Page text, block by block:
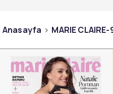
Anasayfa MARIE